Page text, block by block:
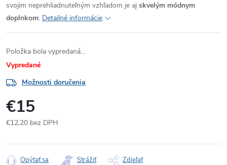
svojim neprehliadnuteľným vzhľadom je aj skvelým módnym
doplnkom. Detailné informácie
Položka bola vypredaná…
Vypredané
Možnosti doručenia
€15
€12,20 bez DPH
cena:
Opýtať sa Strážiť Zdieľať